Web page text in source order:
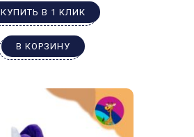
КУПИТЬ В 1 КЛИК
В КОРЗИНУ